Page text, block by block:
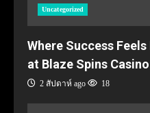
Uncategorized
Where Success
at Blaze Spins Casino
2 สัปดาห์ ago 18